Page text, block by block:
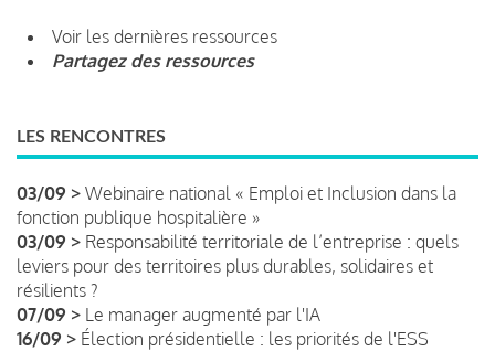
Voir les dernières ressources
Partagez des ressources
LES RENCONTRES
03/09 > Webinaire national « Emploi et Inclusion dans la
fonction publique hospitalière »
03/09 > Responsabilité territoriale de l’entreprise : quels
leviers pour des territoires plus durables, solidaires et
résilients ?
07/09 > Le manager augmenté par l'IA
16/09 > Élection présidentielle : les priorités de l'ESS